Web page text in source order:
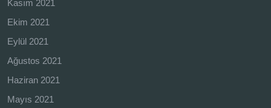
Kasım 2021
Ekim 2021
Eylül 2021
Ağustos 2021
Haziran 2021
Mayıs 2021